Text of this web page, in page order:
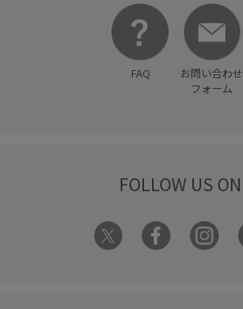
FAQ
お問い合わせ
フォーム
FOLLOW US ON